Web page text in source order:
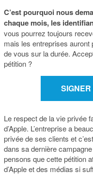
C’est pourquoi nous
chaque mois, les
vous pourrez toujours
mais les entreprises
de vous sur la durée.
pétition ?
Le respect de la vie privée
d’Apple. L’entreprise a
privée de ses clients et
dans sa dernière
pensons que cette pétition
d’Apple et des médias si